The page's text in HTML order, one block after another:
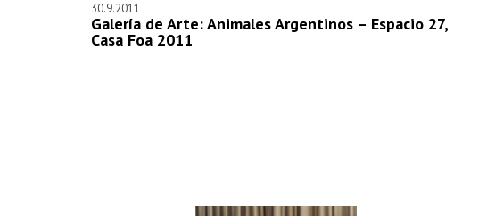
30.9.2011
Galería de Arte: Animales Argentinos – Espacio 27,
Casa Foa 2011